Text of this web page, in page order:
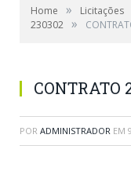
Home » Licitações
230302 »
CONTRATO
POR ADMINISTRADOR EM